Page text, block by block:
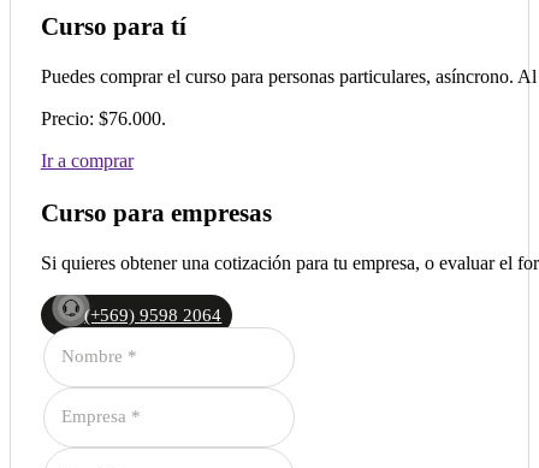
Curso para tí
Puedes comprar el curso para personas particulares, asíncrono.
Precio: $76.000.
Ir a comprar
Curso para empresas
Si quieres obtener una cotización para tu empresa, o evaluar el
(+569) 9598 2064